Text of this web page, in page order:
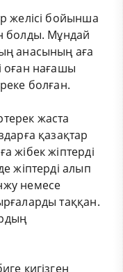
желісі бойынша
болды. Мұндай
анасының аға
оған нағашы
болған.
жаста
қазақтар
жібек жіптерді
жіптерді алып
немесе
таққан.
кигізген